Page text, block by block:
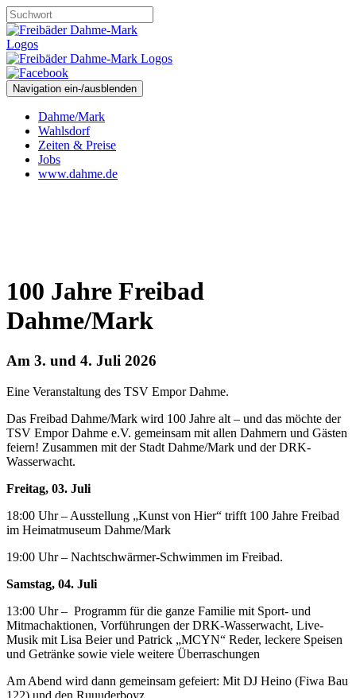
Navigation ein-/ausblenden
Dahme/Mark
Wahlsdorf
Zeiten & Preise
Jobs
www.dahme.de
100 Jahre Freibad
Dahme/Mark
Am 3. und 4. Juli 2026
Eine Veranstaltung des TSV Empor Dahme.
Das Freibad Dahme/Mark wird 100 Jahre alt – und das möchte der
TSV Empor Dahme e.V. gemeinsam mit allen Dahmern und Gästen
feiern! Zusammen mit der Stadt Dahme/Mark und der DRK-
Wasserwacht.
Freitag, 03. Juli
18:00 Uhr – Ausstellung „Kunst von Hier“ trifft 100 Jahre Freibad
im Heimatmuseum Dahme/Mark
19:00 Uhr – Nachtschwärmer-Schwimmen im Freibad.
Samstag, 04. Juli
13:00 Uhr – Programm für die ganze Familie mit Sport- und
Mitmachaktionen, Vorführungen der DRK-Wasserwacht, Live-
Musik mit Lisa Beier und Patrick „MCYN“ Reder, leckere Speisen
und Getränke sowie viele weitere Überraschungen
Am Abend wird dann gemeinsam gefeiert: Mit DJ Heino (Fiwa Bau